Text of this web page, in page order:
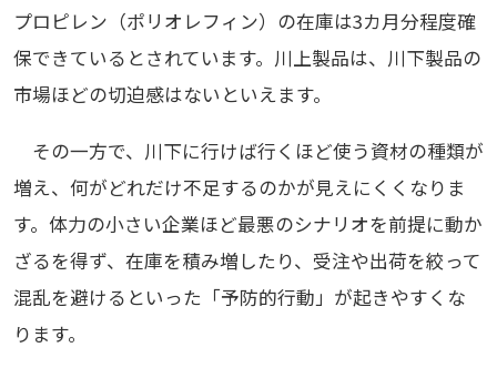
プロピレン（ポリオレフィン）の在庫は3カ月分程度確
保できているとされています。川上製品は、川下製品の
市場ほどの切迫感はないといえます。
その一方で、川下に行けば行くほど使う資材の種類が
増え、何がどれだけ不足するのかが見えにくくなりま
す。体力の小さい企業ほど最悪のシナリオを前提に動か
ざるを得ず、在庫を積み増したり、受注や出荷を絞って
混乱を避けるといった「予防的行動」が起きやすくな
ります。